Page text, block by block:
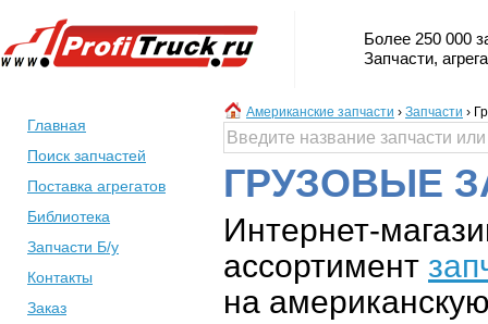
Более 250 000
Запчасти,
Главная
Поиск запчастей
Поставка агрегатов
Библиотека
Запчасти Б/у
Контакты
Заказ
Американские запчасти › Запчасти ›
ГРУЗОВЫЕ
Интернет-
ассортимент
на